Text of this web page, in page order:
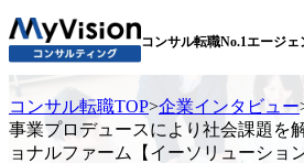
コンサル転職No.1エージェ
コンサル転職TOP>企業インタビュー
事業プロデュースにより社会課題を
ョナルファーム【イーソリューショ